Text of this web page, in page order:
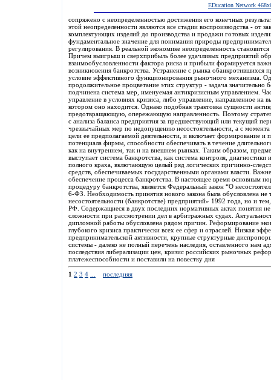
EDucation Network
сопряжено с неопределенностью достижения его конечных
этой неопределенности являются все стадии воспроизводства - от
комплектующих изделий до производства и продажи готовых
фундаментальное значение для понимания природы
регулирования. В реальной экономике неопределенность
Причем выигрыш и сверхприбыль более удачливых предприятий
взаимообусловленности фактора риска и прибыли формируется
возникновения банкротства. Устранение с рынка обанкротившихся
условие эффективного функционирования рыночного механизма.
продолжительное процветание этих структур - задача
подчинена система мер, именуемая антикризисным управлением.
управление в условиях кризиса, либо управление, направленное на
котором оно находится. Однако подобная трактовка сущности
предотвращающую, опережающую направленность. Поэтому
с анализа баланса предприятия за предшествующий или текущий
чрезвычайных мер по недопущению несостоятельности, а с
цели ее предполагаемой деятельности, и включает формирование
потенциала фирмы, способности обеспечивать в течение
как на внутреннем, так и на внешнем рынках. Таким образом,
выступает система банкротства, как система контроля,
полного краха, включающую целый ряд логических причинно-
средств, обеспечиваемых государственными органами власти.
обеспечение процесса банкротства. В настоящее время основным
процедуру банкротства, является Федеральный закон “О
6-ФЗ. Необходимость принятия нового закона была обусловлена не
несостоятельности (банкротстве) предприятий» 1992 года, но и
РФ. Содержащиеся в двух последних нормативных актах понятия
сложности при рассмотрении дел в арбитражных судах.
дипломной работы обусловлена рядом причин. Реформирование
глубокого кризиса практически всех ее сфер и отраслей. Низкая
предпринимательской активности, крупные структурные
системы - далеко не полный перечень наследия, оставленного нам
последствия либерализации цен, кризис российских рыночных
платежеспособности и поставили на повестку дня
1 2 3 4 последняя